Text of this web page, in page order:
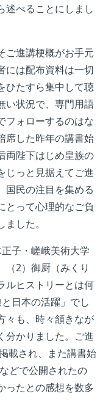
述べることにしまし
ご進講梗概がお手元
には配布資料は一切
ひたすら集中して聴
い状況で、専門用語
フォローするのはな
席した昨年の講書始
両陛下はじめ皇族の
じっと見据えてご進
国民の注目を集める
とって心理的なご負
した。
子・嵯峨美術大学
（2）御厨（みくり
ルヒストリーとは何
日本の活躍」でし
々も、時々頷きなが
分かりました。ご進
載され、また講書始
などで公開されたの
ったとの感想を数多